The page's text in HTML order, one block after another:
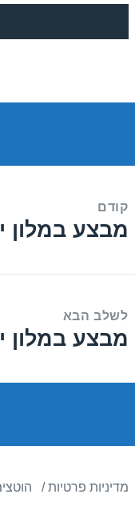
קודם
הפוסט
מבצע במלון יו
לשלב הבא
הפוסט
מבצע במלון
מדיניות פרטיות